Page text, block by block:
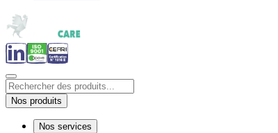
Nos produits
Nos services